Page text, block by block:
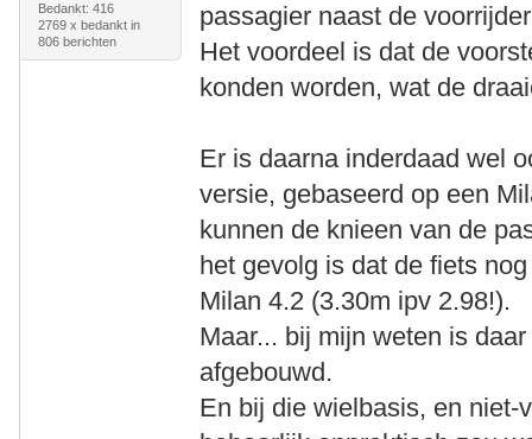
Bedankt: 416
2769 x bedankt in
806 berichten
passagier naast de
Het voordeel is dat de
konden worden, wat de
Er is daarna inderdaad wel
versie, gebaseerd op een
kunnen de knieen van de
het gevolg is dat de fiets
Milan 4.2 (3.30m ipv 2.98!).
Maar... bij mijn weten is
afgebouwd.
En bij die wielbasis, en niet-